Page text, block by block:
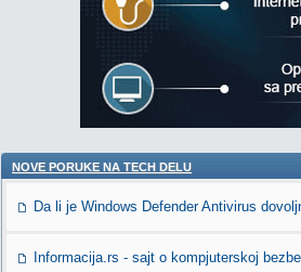
NOVE PORUKE NA TECH DELU
Da li je Windows Defender Antivirus
Informacija.rs - sajt o kompjuterskoj